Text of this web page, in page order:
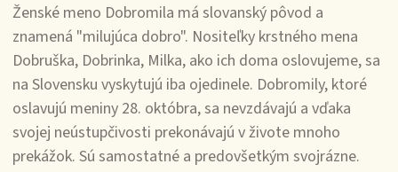
Ženské meno Dobromila má slovanský pôvod a
znamená "milujúca dobro". Nositeľky krstného mena
Dobruška, Dobrinka, Milka, ako ich doma oslovujeme, sa
na Slovensku vyskytujú iba ojedinele. Dobromily, ktoré
oslavujú meniny 28. októbra, sa nevzdávajú a vďaka
svojej neústupčivosti prekonávajú v živote mnoho
prekážok. Sú samostatné a predovšetkým svojrázne.